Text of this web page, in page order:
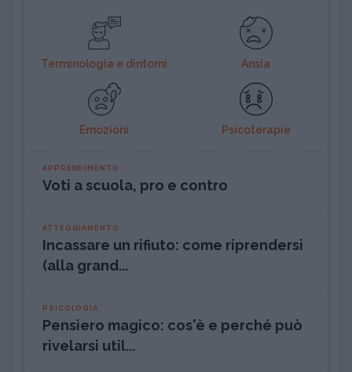
Terminologia e dintorni Ansia
Emozioni Psicoterapie
APPRENDIMENTO
Voti a scuola, pro e contro
ATTEGGIAMENTO
Incassare un rifiuto: come riprendersi
(alla grand...
PSICOLOGIA
Pensiero magico: cos'è e perché può
rivelarsi util...